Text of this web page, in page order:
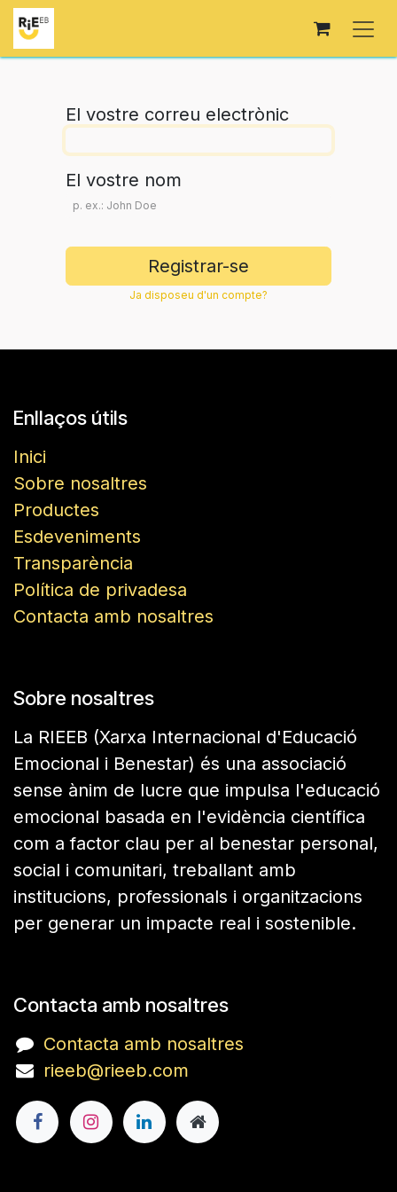
Skip to Content
El vostre correu electrònic
El vostre nom
Registrar-se
Ja disposeu d'un compte?
Enllaços útils
Inici
Sobre nosaltres
Productes
Esdeveniments
Transparència
Política de privadesa
Contacta amb nosaltres
Sobre nosaltres
La RIEEB (Xarxa Internacional d'Educació
Emocional i Benestar) és una associació
sense ànim de lucre que impulsa l'educació
emocional basada en l'evidència científica
com a factor clau per al benestar personal,
social i comunitari, treballant amb
institucions, professionals i organitzacions
per generar un impacte real i sostenible.
Contacta amb nosaltres
Contacta amb nosaltres
rieeb@rieeb.com